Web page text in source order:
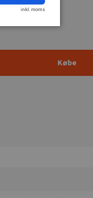
Købe
inkl. moms